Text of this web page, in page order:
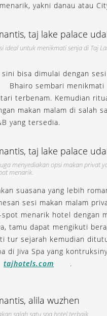
yakni danau atau
ideal untuk menikmati senja di Taj
bisa dimulai dengan
Bhairo sembari menikmati
terbenam. Kemudian
makan malam di salah
yang tersedia.
menyediakan opsi makan privat
menarik.
suasana yang lebih
sesi makan malam
menarik hotel dengan
tamu dapat mengikuti
tur sejarah kemudian
di Jiva Spa yang
tajhotels.com .
salah satu spa hotel terbaik.